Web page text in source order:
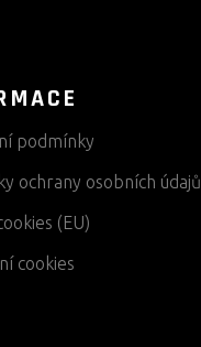
podmínky
ochrany osobních údajů
(EU)
cookies